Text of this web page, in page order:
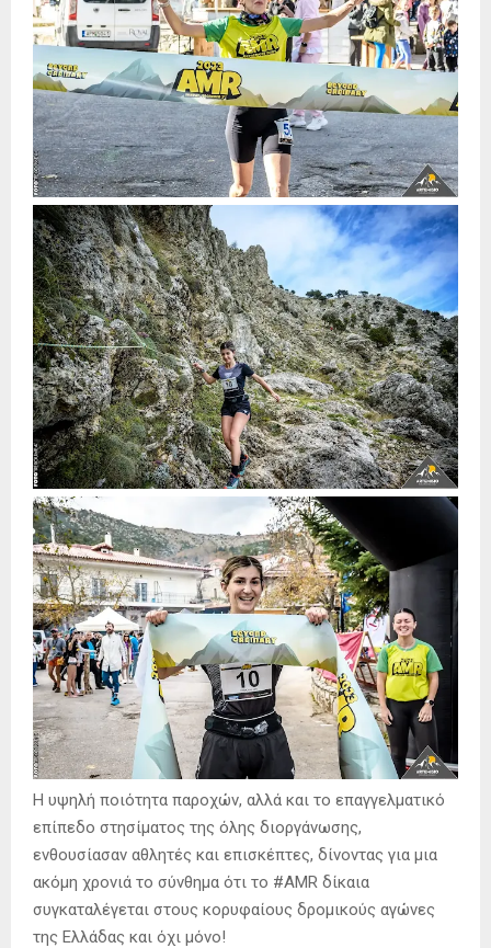
Η υψηλή ποιότητα παροχών, αλλά και το επαγγελματικό
επίπεδο στησίματος της όλης διοργάνωσης,
ενθουσίασαν αθλητές και επισκέπτες, δίνοντας για μια
ακόμη χρονιά το σύνθημα ότι το #AMR δίκαια
συγκαταλέγεται στους κορυφαίους δρομικούς αγώνες
της Ελλάδας και όχι μόνο!